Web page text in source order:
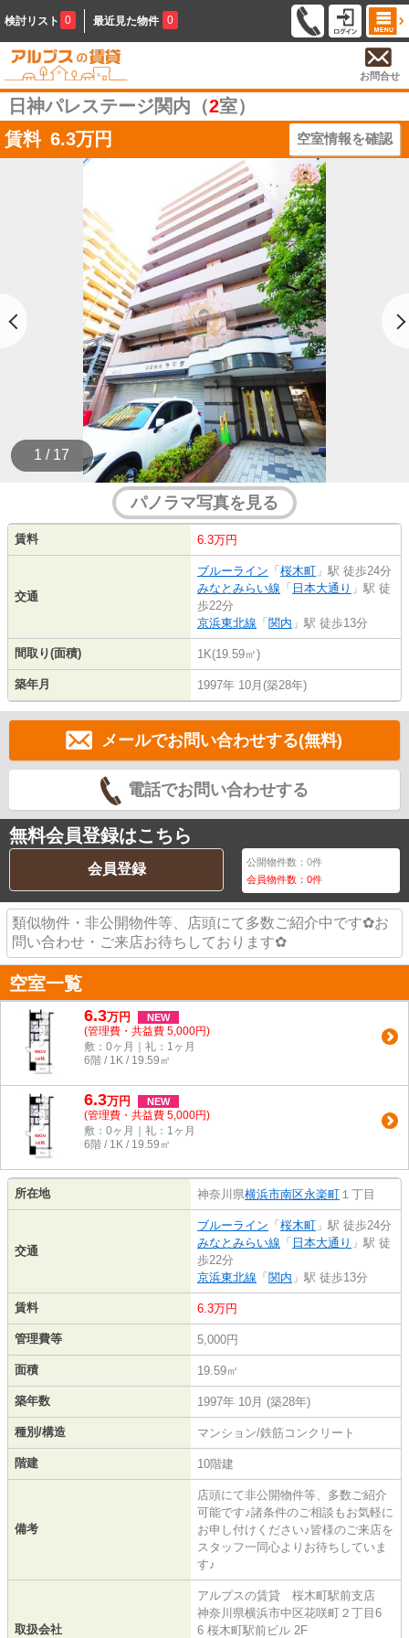
検討リスト 0 最近見た物件 0
お問合せ
日神パレステージ関内（2室）
賃料 6.3万円 空室情報を確認
1 / 17
パノラマ写真を見る
賃料 6.3万円
交通
ブルーライン 「 桜木町 」駅 徒歩24分
みなとみらい線 「 日本大通り 」駅 徒
歩22分
京浜東北線 「 関内 」駅 徒歩13分
間取り(面積) 1K(19.59㎡)
築年月 1997年 10月(築28年)
メールでお問い合わせする(無料)
電話でお問い合わせする
無料会員登録はこちら
会員登録 公開物件数：0件
会員物件数：0件
類似物件・非公開物件等、店頭にて多数ご紹介中です✿お
問い合わせ・ご来店お待ちしております✿
空室一覧
6.3万円 NEW
(管理費・共益費 5,000円)
敷：0ヶ月｜礼：1ヶ月
6階 / 1K / 19.59㎡
6.3万円 NEW
(管理費・共益費 5,000円)
敷：0ヶ月｜礼：1ヶ月
6階 / 1K / 19.59㎡
所在地 神奈川県横浜市南区永楽町 １丁目
交通
ブルーライン 「 桜木町 」駅 徒歩24分
みなとみらい線 「 日本大通り 」駅 徒
歩22分
京浜東北線 「 関内 」駅 徒歩13分
賃料 6.3万円
管理費等 5,000円
面積 19.59㎡
築年数 1997年 10月 (築28年)
種別/構造 マンション/鉄筋コンクリート
階建 10階建
備考
店頭にて非公開物件等、多数ご紹介
可能です♪諸条件のご相談もお気軽に
お申し付けください♪皆様のご来店を
スタッフ一同心よりお待ちしていま
す♪
取扱会社
アルプスの賃貸 桜木町駅前支店
神奈川県横浜市中区花咲町２丁目6
6 桜木町駅前ビル 2F